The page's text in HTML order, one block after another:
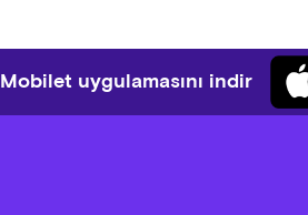
Mobilet uygulamasını indir